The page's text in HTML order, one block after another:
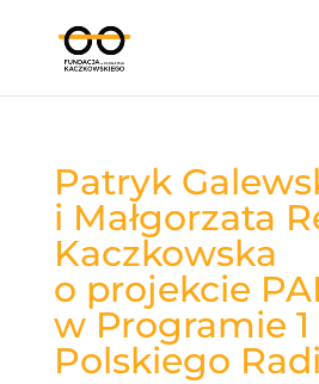
Patryk
i Małgorzata
Kaczkowska
o projekcie
w Programie 1
Polskiego